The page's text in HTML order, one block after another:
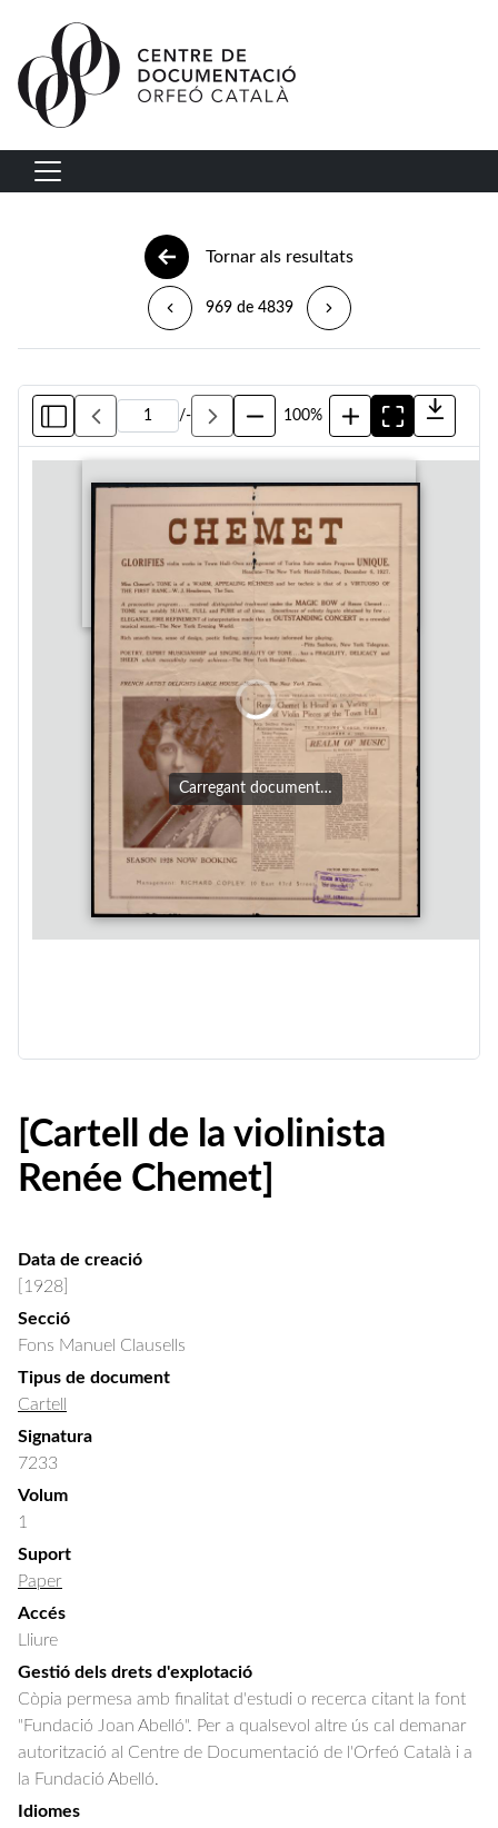
Vés al contingut
Navegació principal
Tornar als resultats
969 de 4839
/- 100%
Carregant document…
[Cartell de la violinista
Renée Chemet]
Data de creació
[1928]
Secció
Fons Manuel Clausells
Tipus de document
Cartell
Signatura
7233
Volum
1
Suport
Paper
Accés
Lliure
Gestió dels drets d'explotació
Còpia permesa amb finalitat d'estudi o recerca citant la font
"Fundació Joan Abelló". Per a qualsevol altre ús cal demanar
autorització al Centre de Documentació de l'Orfeó Català i a
la Fundació Abelló.
Idiomes